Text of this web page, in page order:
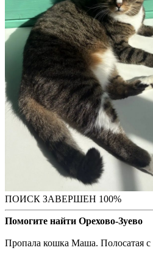
ПОИСК ЗАВЕРШЕН 100%
Помогите найти Орехово-Зуево
Пропала кошка Маша. Полосатая с